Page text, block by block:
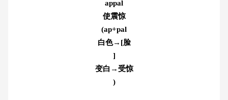
appal
使震惊
(ap+pal
白色→[脸
]
变白→受惊
)